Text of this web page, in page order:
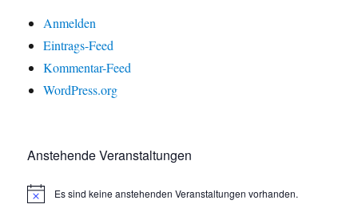
Anmelden
Eintrags-Feed
Kommentar-Feed
WordPress.org
Anstehende Veranstaltungen
H
Es sind keine anstehenden Veranstaltungen vorhanden.